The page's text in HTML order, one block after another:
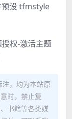
预设 tfmstyle
权-激活主题
，均为本站原
时，禁止复
书籍等各类媒